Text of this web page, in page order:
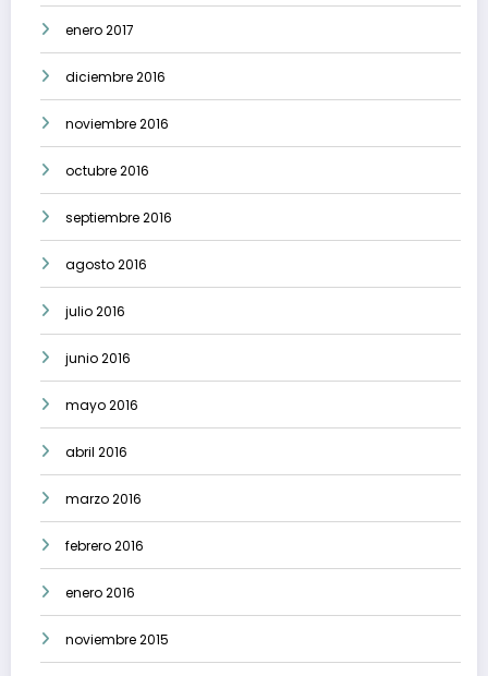
enero 2017
diciembre 2016
noviembre 2016
octubre 2016
septiembre 2016
agosto 2016
julio 2016
junio 2016
mayo 2016
abril 2016
marzo 2016
febrero 2016
enero 2016
noviembre 2015